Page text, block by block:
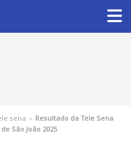
sena › Resultado da Tele Sena
São João 2025